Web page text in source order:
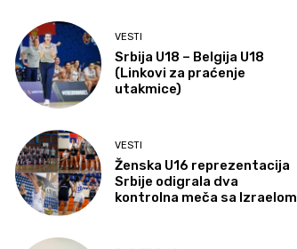
VESTI
Srbija U18 – Belgija U18
(Linkovi za praćenje
utakmice)
VESTI
Ženska U16 reprezentacija
Srbije odigrala dva
kontrolna meča sa Izraelom